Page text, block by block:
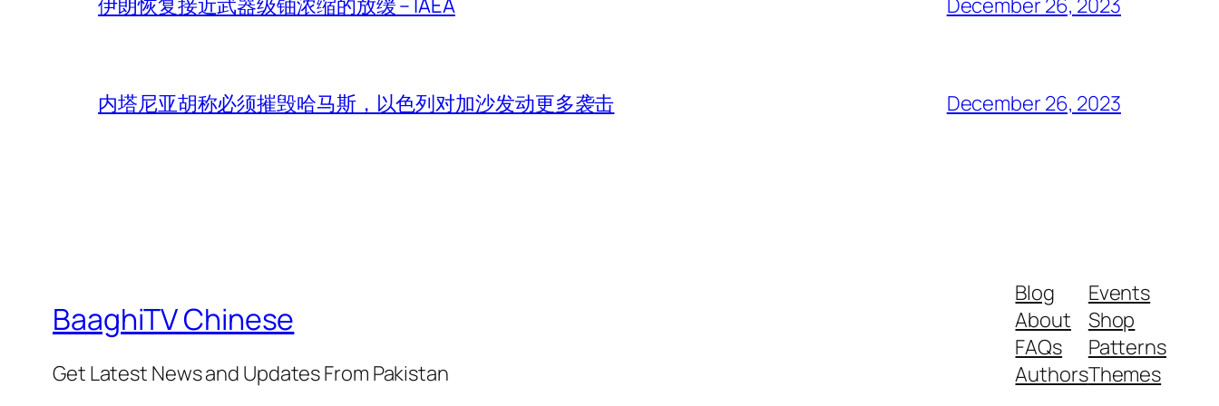
内塔尼亚胡称必须摧毁哈马斯，以色列对加沙发动更多袭击 December 26, 2023
BaaghiTV Chinese
Get Latest News and Updates From Pakistan
Blog
About
FAQs
Authors
Events
Shop
Patterns
Themes